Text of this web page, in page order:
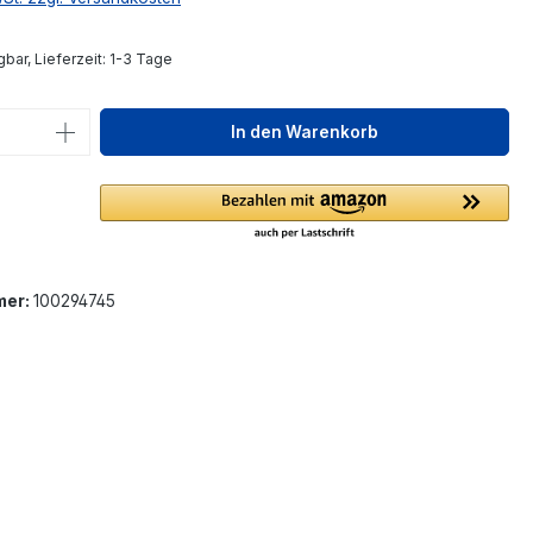
Lieferzeit: 1-3 Tage
Anzahl: Gib den gewünschten Wert
In den Warenkorb
100294745